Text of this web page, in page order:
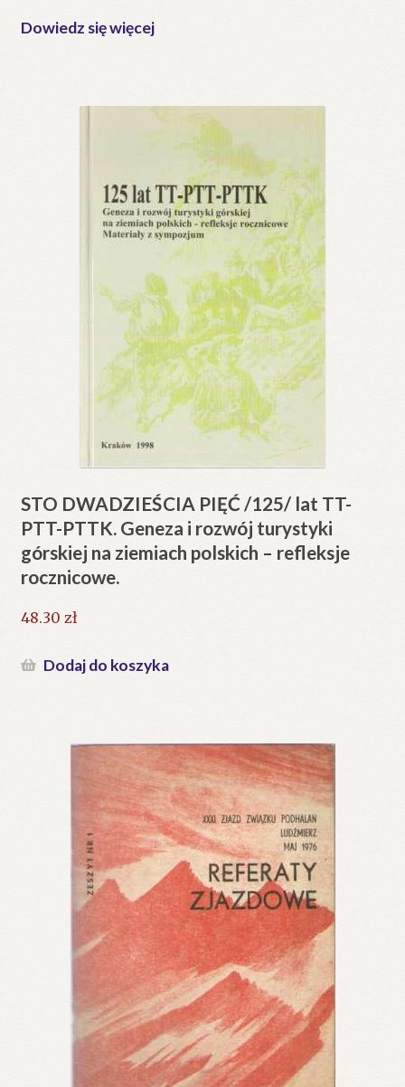
Dowiedz się więcej
STO DWADZIEŚCIA PIĘĆ /125/ lat TT-
PTT-PTTK. Geneza i rozwój turystyki
górskiej na ziemiach polskich – refleksje
rocznicowe.
48.30 zł
Dodaj do koszyka